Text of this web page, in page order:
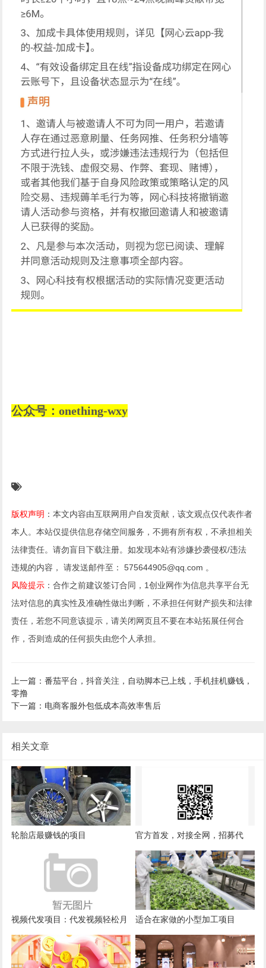
公众号：onething-wxy
版权声明 ：本文内容由互联网用户自发贡献，该文观点仅代表作者
本人。本站仅提供信息存储空间服务，不拥有所有权，不承担相关
法律责任。请勿盲目下载注册。如发现本站有涉嫌抄袭侵权/违法
违规的内容， 请发送邮件至： 575644905@qq.com 。
风险提示 ：合作之前建议签订合同，1创业网作为信息共享平台无
法对信息的真实性及准确性做出判断，不承担任何财产损失和法律
责任，若您不同意该提示，请关闭网页且不要在本站拓展任何合
作，否则造成的任何损失由您个人承担。
上一篇：番茄平台，抖音关注，自动脚本已上线，手机挂机赚钱，
零撸
下一篇：电商客服外包低成本高效率售后
相关文章
轮胎店最赚钱的项目
官方首发，对接全网，招募代
理，可开下级权限
视频代发项目：代发视频轻松月
入5000+，新手也能快速上手的
赚钱秘籍！
适合在家做的小型加工项目